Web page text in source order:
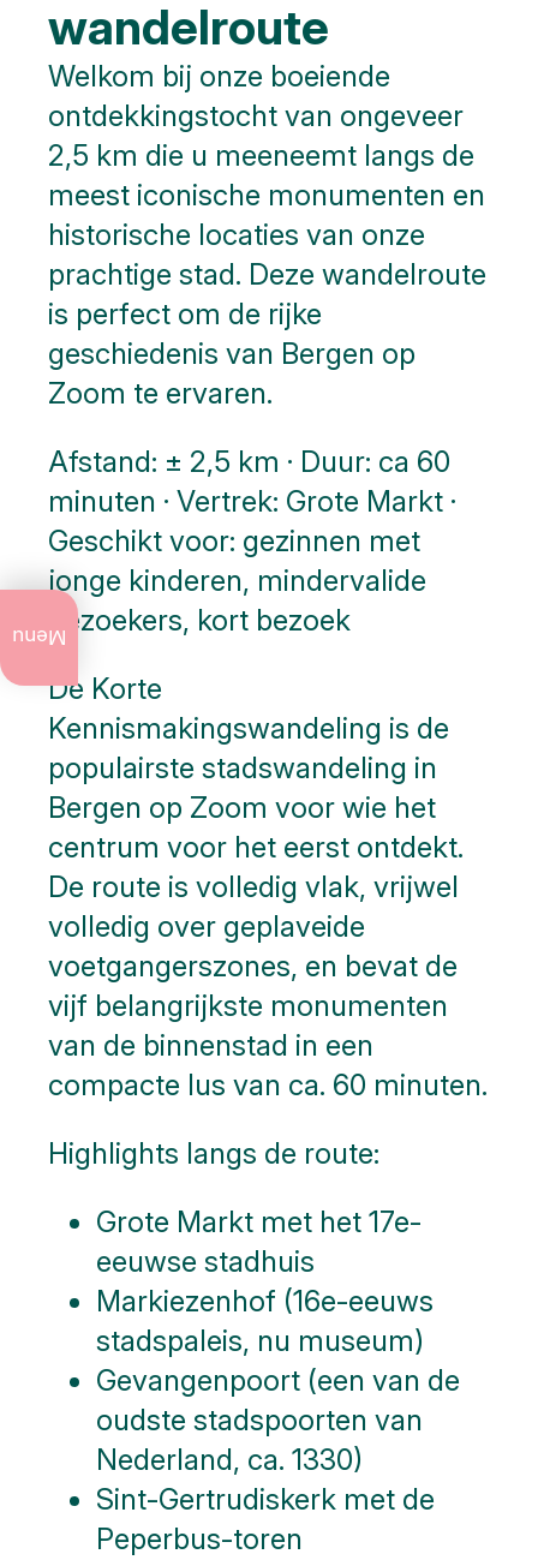
Actueel
te doen
Jaarlijkse
Kunst
en
cultuur
Stadswandelingen
Natuur
Openbare
kunst
Monumenten
de
Schelde
Parkeren
Hier
kunt
Toilet
blokken
Menu
wandelroute
Welkom bij onze boeiende
ontdekkingstocht van ongeveer
2,5 km die u meeneemt langs de
meest iconische monumenten en
historische locaties van onze
prachtige stad. Deze wandelroute
is perfect om de rijke
geschiedenis van Bergen op
Zoom te ervaren.
Afstand: ± 2,5 km · Duur: ca 60
minuten · Vertrek: Grote Markt ·
Geschikt voor: gezinnen met
jonge kinderen, mindervalide
bezoekers, kort bezoek
De Korte
Kennismakingswandeling is de
populairste stadswandeling in
Bergen op Zoom voor wie het
centrum voor het eerst ontdekt.
De route is volledig vlak, vrijwel
volledig over geplaveide
voetgangerszones, en bevat de
vijf belangrijkste monumenten
van de binnenstad in een
compacte lus van ca. 60 minuten.
Highlights langs de route:
Grote Markt met het 17e-
eeuwse stadhuis
Markiezenhof (16e-eeuws
stadspaleis, nu museum)
Gevangenpoort (een van de
oudste stadspoorten van
Nederland, ca. 1330)
Sint-Gertrudiskerk met de
Peperbus-toren